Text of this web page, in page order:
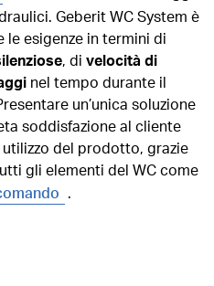
Geberit WC System è
esigenze in termini di
, di velocità di
nel tempo durante il
un’unica soluzione
soddisfazione al cliente
del prodotto, grazie
gli elementi del WC come
.